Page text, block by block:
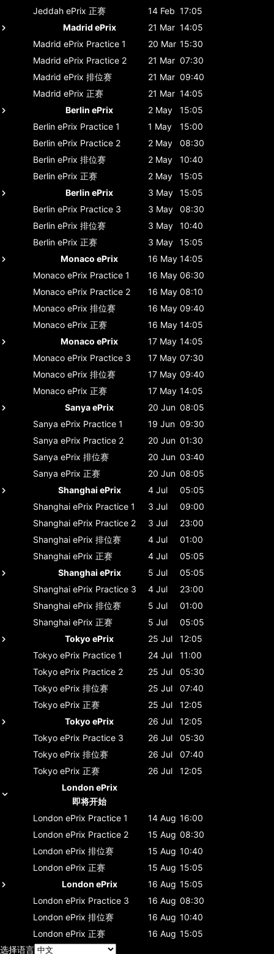
Jeddah ePrix 正赛 14 Feb 17:05
Madrid ePrix
21 Mar 14:05
Madrid ePrix Practice 1 20 Mar 15:30
Madrid ePrix Practice 2 21 Mar 07:30
Madrid ePrix 排位赛 21 Mar 09:40
Madrid ePrix 正赛 21 Mar 14:05
Berlin ePrix
2 May
15:05
Berlin ePrix Practice 1 1 May
15:00
Berlin ePrix Practice 2 2 May
08:30
Berlin ePrix 排位赛 2 May
10:40
Berlin ePrix 正赛 2 May
15:05
Berlin ePrix
3 May
15:05
Berlin ePrix Practice 3 3 May
08:30
Berlin ePrix 排位赛 3 May
10:40
Berlin ePrix 正赛 3 May
15:05
Monaco ePrix
16 May 14:05
Monaco ePrix Practice 1 16 May 06:30
Monaco ePrix Practice 2 16 May 08:10
Monaco ePrix 排位赛 16 May 09:40
Monaco ePrix 正赛 16 May 14:05
Monaco ePrix
17 May 14:05
Monaco ePrix Practice 3 17 May 07:30
Monaco ePrix 排位赛 17 May 09:40
Monaco ePrix 正赛 17 May 14:05
Sanya ePrix
20 Jun 08:05
Sanya ePrix Practice 1 19 Jun 09:30
Sanya ePrix Practice 2 20 Jun 01:30
Sanya ePrix 排位赛 20 Jun 03:40
Sanya ePrix 正赛 20 Jun 08:05
Shanghai ePrix
4 Jul
05:05
Shanghai ePrix Practice 1 3 Jul
09:00
Shanghai ePrix Practice 2 3 Jul
23:00
Shanghai ePrix 排位赛 4 Jul
01:00
Shanghai ePrix 正赛 4 Jul
05:05
Shanghai ePrix
5 Jul
05:05
Shanghai ePrix Practice 3 4 Jul
23:00
Shanghai ePrix 排位赛 5 Jul
01:00
Shanghai ePrix 正赛 5 Jul
05:05
Tokyo ePrix
25 Jul
12:05
Tokyo ePrix Practice 1 24 Jul
11:00
Tokyo ePrix Practice 2 25 Jul
05:30
Tokyo ePrix 排位赛 25 Jul
07:40
Tokyo ePrix 正赛 25 Jul
12:05
Tokyo ePrix
26 Jul
12:05
Tokyo ePrix Practice 3 26 Jul
05:30
Tokyo ePrix 排位赛 26 Jul
07:40
Tokyo ePrix 正赛 26 Jul
12:05
London ePrix
即将开始
London ePrix Practice 1 14 Aug 16:00
London ePrix Practice 2 15 Aug 08:30
London ePrix 排位赛 15 Aug 10:40
London ePrix 正赛 15 Aug 15:05
London ePrix
16 Aug 15:05
London ePrix Practice 3 16 Aug 08:30
London ePrix 排位赛 16 Aug 10:40
London ePrix 正赛 16 Aug 15:05
选择语言